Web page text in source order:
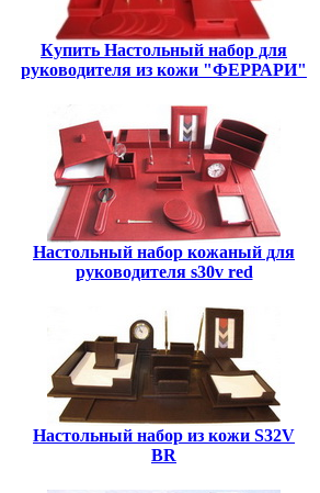
Купить Настольный набор для
руководителя из кожи "ФЕРРАРИ"
Настольный набор кожаный для
руководителя s30v red
Настольный набор из кожи S32V
BR